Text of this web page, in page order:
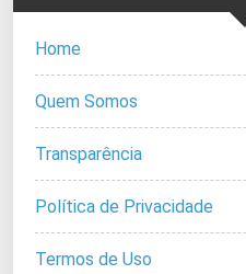
Home
Quem Somos
Transparência
Política de Privacidade
Termos de Uso